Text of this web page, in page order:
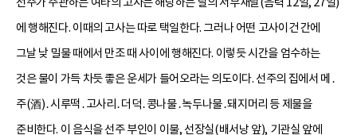
에 행해진다. 이때의 고사는 따로 택일한다. 그러나 어떤 고사이건 간에
그날 낮 밀물 때에서 만조 때 사이에 행해진다. 이렇듯 시간을 엄수하는
것은 물이 가득 차듯 좋은 운세가 들어오라는 의도이다. 선주의 집에서 메․
주(酒)․시루떡․고사리․더덕․콩나물․녹두나물․돼지머리 등 제물을
준비한다. 이 음식을 선주 부인이 이물, 선장실(배서낭 앞), 기관실 앞에